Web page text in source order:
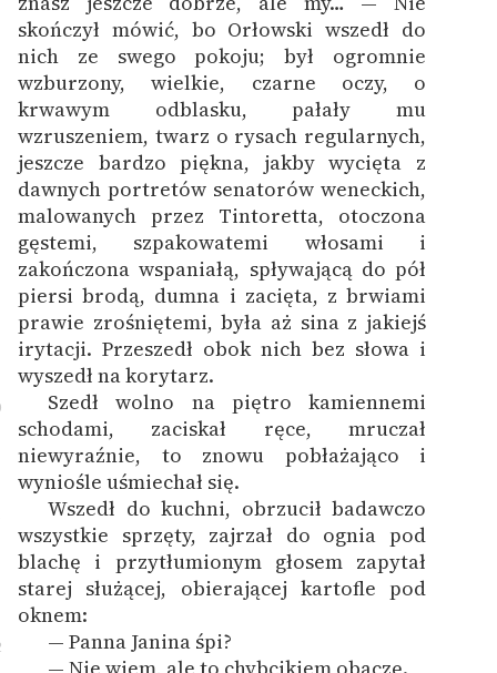
skończył mówić, bo Orłowski wszedł do
nich ze swego pokoju; był ogromnie
wzburzony, wielkie, czarne oczy, o
krwawym odblasku, pałały mu
wzruszeniem, twarz o rysach regularnych,
jeszcze bardzo piękna, jakby wycięta z
dawnych portretów senatorów weneckich,
malowanych przez Tintoretta, otoczona
gęstemi, szpakowatemi włosami i
zakończona wspaniałą, spływającą do pół
piersi brodą, dumna i zacięta, z brwiami
prawie zrośniętemi, była aż sina z jakiejś
irytacji. Przeszedł obok nich bez słowa i
wyszedł na korytarz.
Szedł wolno na piętro kamiennemi
schodami, zaciskał ręce, mruczał
niewyraźnie, to znowu pobłażająco i
wyniośle uśmiechał się.
Wszedł do kuchni, obrzucił badawczo
wszystkie sprzęty, zajrzał do ognia pod
blachę i przytłumionym głosem zapytał
starej służącej, obierającej kartofle pod
oknem:
— Panna Janina śpi?